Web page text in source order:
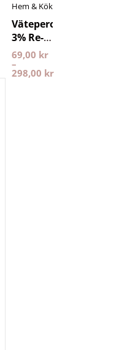
Hem & Kök
Väteperoxid
3% Re-
fresh
69,00 kr
–
298,00 kr